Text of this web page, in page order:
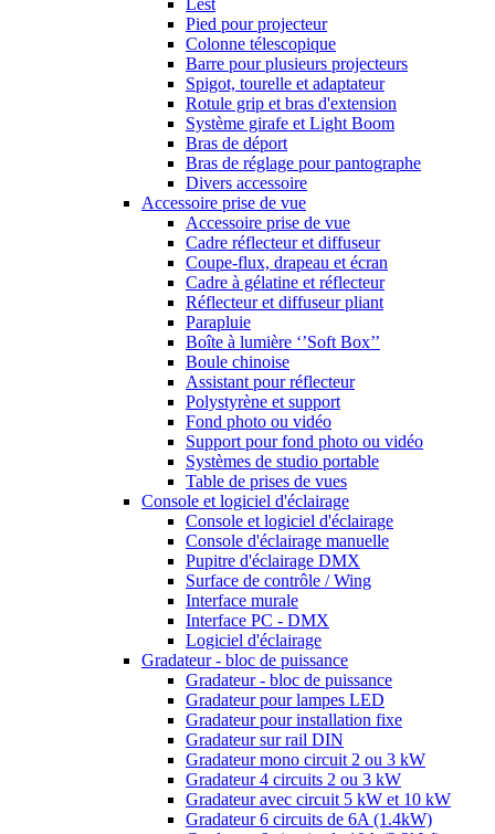
Lest
Pied pour projecteur
Colonne télescopique
Barre pour plusieurs projecteurs
Spigot, tourelle et adaptateur
Rotule grip et bras d'extension
Système girafe et Light Boom
Bras de déport
Bras de réglage pour pantographe
Divers accessoire
Accessoire prise de vue
Accessoire prise de vue
Cadre réflecteur et diffuseur
Coupe-flux, drapeau et écran
Cadre à gélatine et réflecteur
Réflecteur et diffuseur pliant
Parapluie
Boîte à lumière ‘’Soft Box’’
Boule chinoise
Assistant pour réflecteur
Polystyrène et support
Fond photo ou vidéo
Support pour fond photo ou vidéo
Systèmes de studio portable
Table de prises de vues
Console et logiciel d'éclairage
Console et logiciel d'éclairage
Console d'éclairage manuelle
Pupitre d'éclairage DMX
Surface de contrôle / Wing
Interface murale
Interface PC - DMX
Logiciel d'éclairage
Gradateur - bloc de puissance
Gradateur - bloc de puissance
Gradateur pour lampes LED
Gradateur pour installation fixe
Gradateur sur rail DIN
Gradateur mono circuit 2 ou 3 kW
Gradateur 4 circuits 2 ou 3 kW
Gradateur avec circuit 5 kW et 10 kW
Gradateur 6 circuits de 6A (1.4kW)